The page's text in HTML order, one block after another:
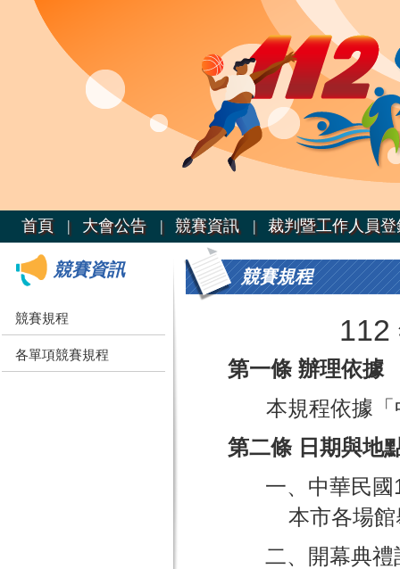
首頁 | 大會公告 | 競賽資訊 | 裁判暨工作人員
競賽資訊
競賽規程
各單項競賽規程
競賽規程
112
第一條 辦理依據
本規程依據
第二條 日期與地
一、中華民
本市各場
二、開幕典